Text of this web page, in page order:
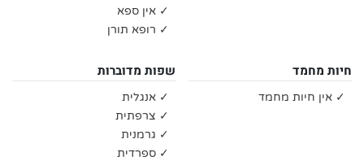
✓ אין ספא
✓ רופא תורן
חיות מחמד
✓ אין חיות מחמד
שפות מדוברות
✓ אנגלית
✓ צרפתית
✓ גרמנית
✓ ספרדית